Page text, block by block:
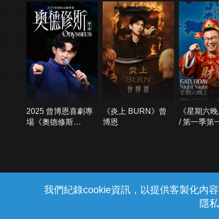
我們紀錄cookie資訊，以提供客製化內
隱
2025 曾博恩喜劇專
場《奧德修斯
《炎上 BURN》曾
博恩
《星期六
/ 第一季第